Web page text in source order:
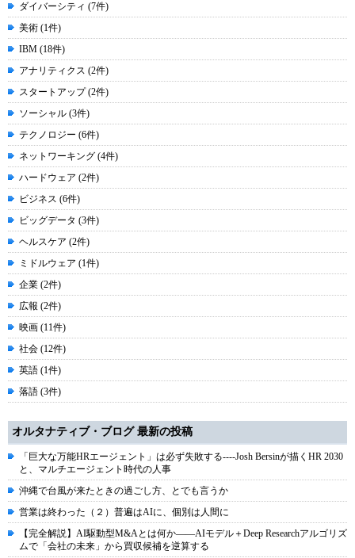
ダイバーシティ (7件)
美術 (1件)
IBM (18件)
アナリティクス (2件)
スタートアップ (2件)
ソーシャル (3件)
テクノロジー (6件)
ネットワーキング (4件)
ハードウェア (2件)
ビジネス (6件)
ビッグデータ (3件)
ヘルスケア (2件)
ミドルウェア (1件)
企業 (2件)
広報 (2件)
映画 (11件)
社会 (12件)
英語 (1件)
落語 (3件)
オルタナティブ・ブログ 最新の投稿
「巨大な万能HRエージェント」は必ず失敗する----Josh Bersinが描くHR 2030
と、マルチエージェント時代の人事
沖縄で台風が来たときの過ごし方、とでも言うか
営業は終わった（２）普遍はAIに、個別は人間に
【完全解説】AI駆動型M&Aとは何か――AIモデル＋Deep Researchアルゴリズ
ムで「会社の未来」から買収候補を逆算する